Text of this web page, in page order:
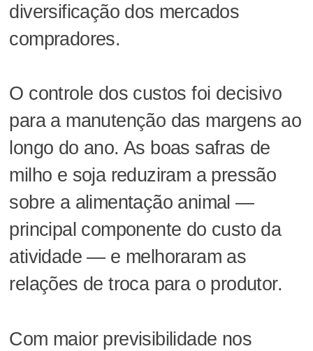
diversificação dos mercados
compradores.
O controle dos custos foi decisivo
para a manutenção das margens ao
longo do ano. As boas safras de
milho e soja reduziram a pressão
sobre a alimentação animal —
principal componente do custo da
atividade — e melhoraram as
relações de troca para o produtor.
Com maior previsibilidade nos